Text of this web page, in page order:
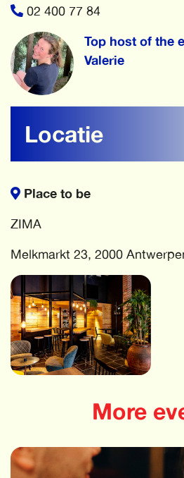
02 400 77 84
Top host of the
Valerie
Locatie
Place to be
ZIMA
Melkmarkt 23, 2000
More